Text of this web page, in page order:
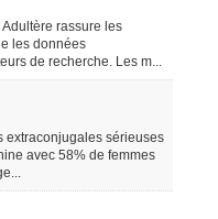
rassure les
les données
de recherche. Les m...
extraconjugales sérieuses
avec 58% de femmes